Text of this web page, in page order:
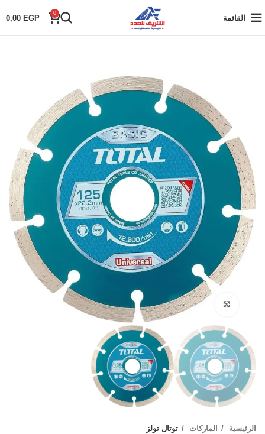
القائمة
0
0,00 EGP
Click to enlarge
الرئيسية الماركات توتال تولز